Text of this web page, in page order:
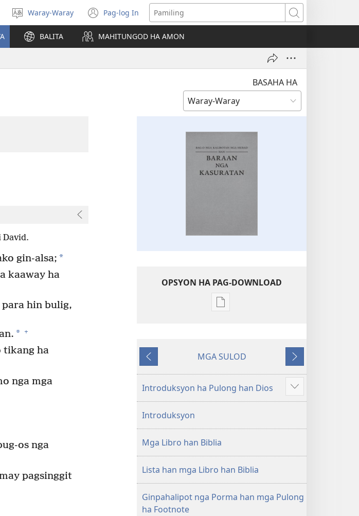
Pagpili
hin
yinaknan
Waray-Waray Pag-log In
(opens
new
window)
Pamiling
BALITA MAHITUNGOD HA AMON
BASAHA HA
David.
gin-alsa; *
kaaway ha
para hin bulig,
* +
tikang ha
nga mga
os nga
pagsinggit
OPSYON HA PAG-DOWNLOAD
Opsyon
hin
nga
mga
o
nga
Kalibotan
nga
Hubad
han
Naglabay
MGA SULOD
Sunod
Introduksyon ha Pulong han Dios
Ipakita
an
Introduksyon
Mga Libro han Biblia
Lista han mga Libro han Biblia
Ginpahalipot nga Porma han mga Pulong
ha Footnote